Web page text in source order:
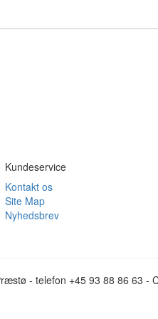
Kundeservice
Kontakt os
Site Map
Nyhedsbrev
- telefon +45 93 88 86 63 -